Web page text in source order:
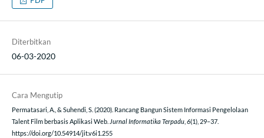
Diterbitkan
06-03-2020
Cara Mengutip
Permatasari, A., & Suhendi, S. (2020). Rancang Bangun Sistem Informasi Pengelolaan
Talent Film berbasis Aplikasi Web.Jurnal Informatika Terpadu,6(1), 29–37.
https://doi.org/10.54914/jit.v6i1.255